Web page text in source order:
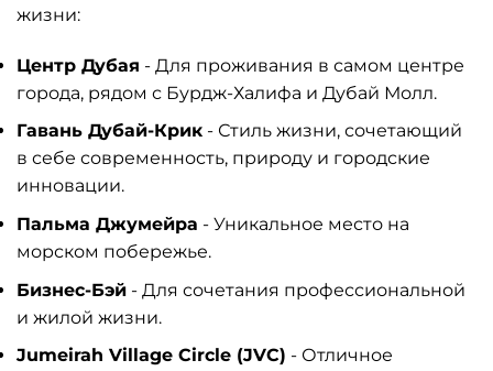
жизни:
Центр Дубая - Для проживания в самом центре
города, рядом с Бурдж-Халифа и Дубай Молл.
Гавань Дубай-Крик - Стиль жизни, сочетающий
в себе современность, природу и городские
инновации.
Пальма Джумейра - Уникальное место на
морском побережье.
Бизнес-Бэй - Для сочетания профессиональной
и жилой жизни.
Jumeirah Village Circle (JVC) - Отличное